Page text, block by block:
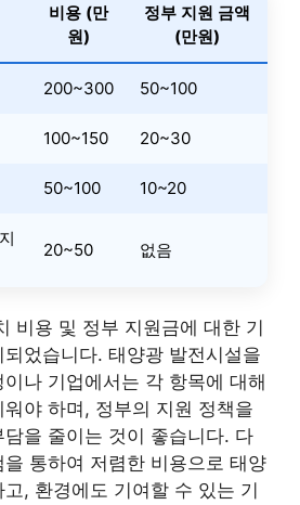
비용 (만
원)
정부 지원 금액
(만원)
200~300 50~100
100~150 20~30
50~100 10~20
20~50 없음
비용 및 정부 지원금에 대한 기
었습니다. 태양광 발전시설을
나 기업에서는 각 항목에 대해
야 하며, 정부의 지원 정책을
을 줄이는 것이 좋습니다. 다
통하여 저렴한 비용으로 태양
, 환경에도 기여할 수 있는 기